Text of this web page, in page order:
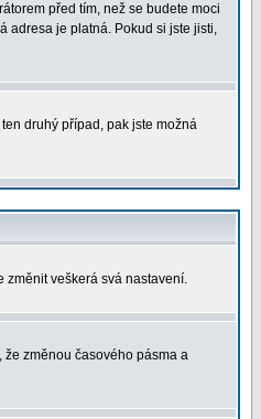
před tím, než se budete moci
adresa je platná. Pokud si jste jisti,
druhý případ, pak jste možná
změnit veškerá svá nastavení.
že změnou časového pásma a